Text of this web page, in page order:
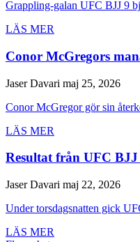
Grappling-galan UFC BJJ 9
LÄS MER
Conor McGregors
Jaser Davari maj 25, 2026
Conor McGregor gör sin
LÄS MER
Resultat från UFC
Jaser Davari maj 22, 2026
Under torsdagsnatten gick
LÄS MER